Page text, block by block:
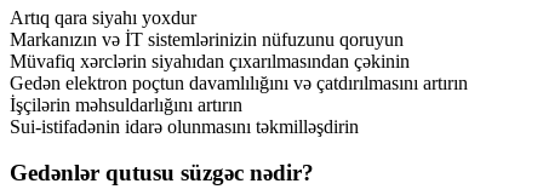
Artıq qara siyahı yoxdur
Markanızın və İT sistemlərinizin nüfuzunu qoruyun
Müvafiq xərclərin siyahıdan çıxarılmasından çəkinin
Gedən elektron poçtun davamlılığını və çatdırılmasını artırın
İşçilərin məhsuldarlığını artırın
Sui-istifadənin idarə olunmasını təkmilləşdirin
Gedənlər qutusu süzgəc nədir?